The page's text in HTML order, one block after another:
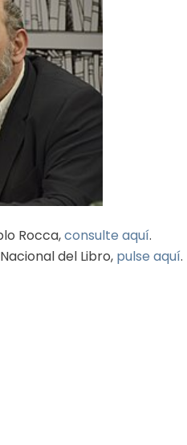
Rocca,consulte aquí.
del Libro, pulse aquí.